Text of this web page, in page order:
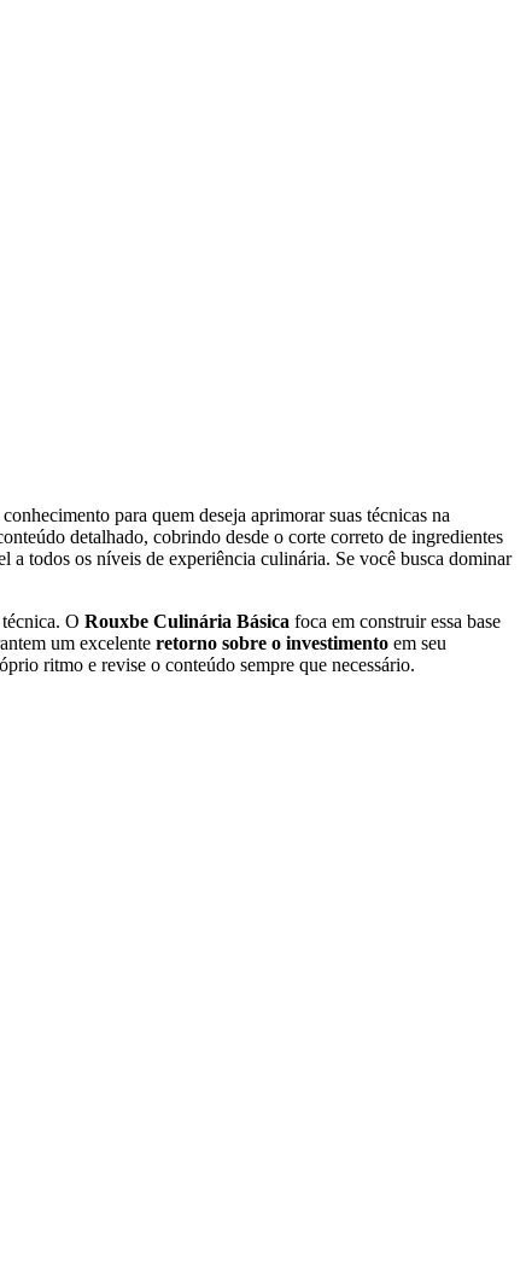
para quem deseja aprimorar suas técnicas na
detalhado, cobrindo desde o corte correto de ingredientes
a todos os níveis de experiência culinária. Se você busca dominar
O Rouxbe Culinária Básica foca em construir essa base
um excelente retorno sobre o investimento em seu
ritmo e revise o conteúdo sempre que necessário.